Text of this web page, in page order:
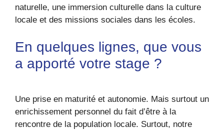
naturelle, une immersion culturelle dans la culture
locale et des missions sociales dans les écoles.
En quelques lignes, que vous
a apporté votre stage ?
Une prise en maturité et autonomie. Mais surtout un
enrichissement personnel du fait d’être à la
rencontre de la population locale. Surtout, notre